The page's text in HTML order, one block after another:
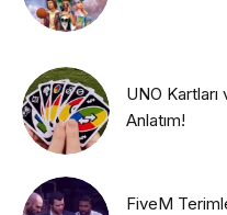
UNO Kartları
Anlatım!
FiveM